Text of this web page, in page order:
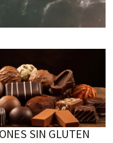
SIN GLUTEN